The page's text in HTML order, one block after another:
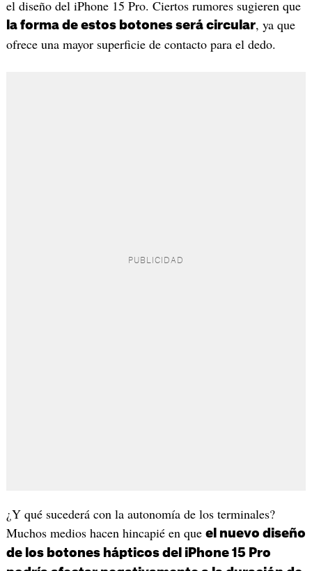
el diseño del iPhone 15 Pro. Ciertos rumores sugieren que
la forma de estos botones será circular, ya que
ofrece una mayor superficie de contacto para el dedo.
¿Y qué sucederá con la autonomía de los terminales?
Muchos medios hacen hincapié en que el nuevo diseño
de los botones hápticos del iPhone 15 Pro